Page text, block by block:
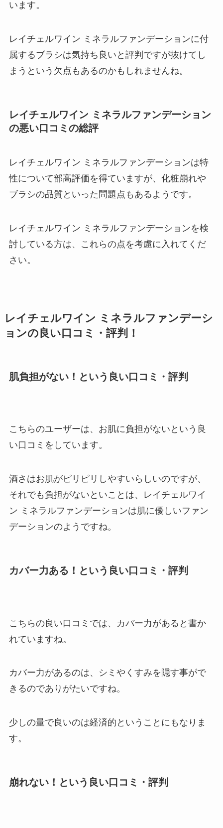
います。
レイチェルワイン ミネラルファンデーションに付
属するブラシは気持ち良いと評判ですが抜けてし
まうという欠点もあるのかもしれませんね。
レイチェルワイン ミネラルファンデーション
の悪い口コミの総評
レイチェルワイン ミネラルファンデーションは特
性について部高評価を得ていますが、化粧崩れや
ブラシの品質といった問題点もあるようです。
レイチェルワイン ミネラルファンデーションを検
討している方は、これらの点を考慮に入れてくだ
さい。
レイチェルワイン ミネラルファンデーシ
ョンの良い口コミ・評判！
肌負担がない！という良い口コミ・評判
こちらのユーザーは、お肌に負担がないという良
い口コミをしています。
酒さはお肌がピリピリしやすいらしいのですが、
それでも負担がないといことは、レイチェルワイ
ン ミネラルファンデーションは肌に優しいファン
デーションのようですね。
カバー力ある！という良い口コミ・評判
こちらの良い口コミでは、カバー力があると書か
れていますね。
カバー力があるのは、シミやくすみを隠す事がで
きるのでありがたいですね。
少しの量で良いのは経済的ということにもなりま
す。
崩れない！という良い口コミ・評判